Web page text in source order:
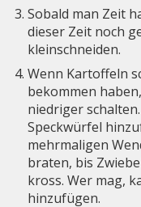
Sobald man Zeit
dieser Zeit noch
kleinschneiden.
Wenn Kartoffeln
bekommen
niedriger
Speckwürfel
mehrmaligen
braten, bis
kross. Wer mag,
hinzufügen.